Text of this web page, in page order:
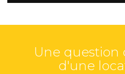
Une question
d'une